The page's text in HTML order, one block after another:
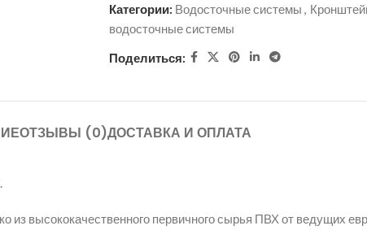
Категории: Водосточные системы ,
водосточные системы
Поделиться:
ОТЗЫВЫ (0)ДОСТАВКА И ОПЛАТА
из высококачественного первичного сырья ПВХ от ведущих